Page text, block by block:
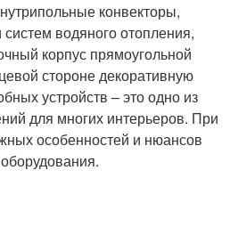
конвекторы,
водяного отопления,
корпус прямоугольной
стороне декоративную
устройств – это одно из
для многих интерьеров. При
особенностей и нюансов